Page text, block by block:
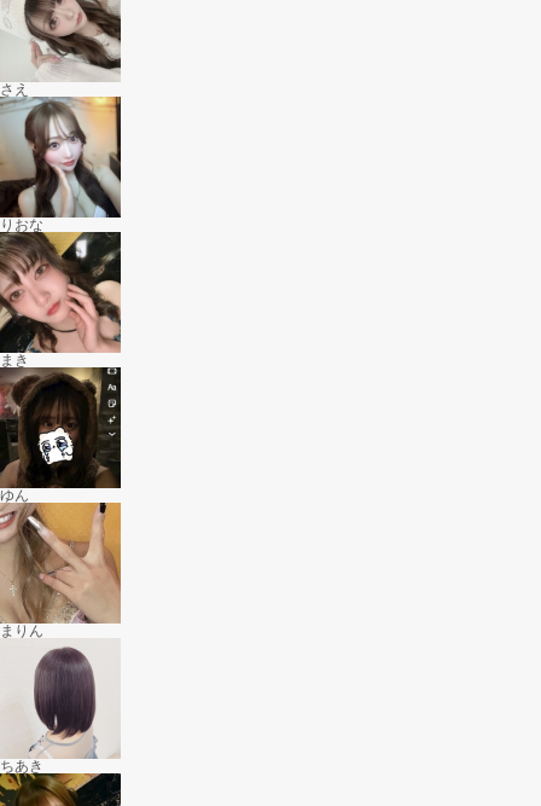
さえ
りおな
まき
ゆん
まりん
ちあき